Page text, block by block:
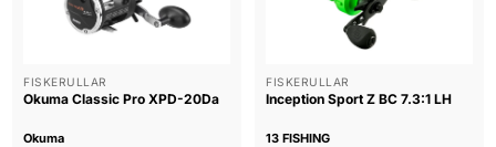
FISKERULLAR
Okuma Classic Pro XPD-20Da
Okuma
FISKERULLAR
Inception Sport Z BC 7.3:1 LH
13 FISHING